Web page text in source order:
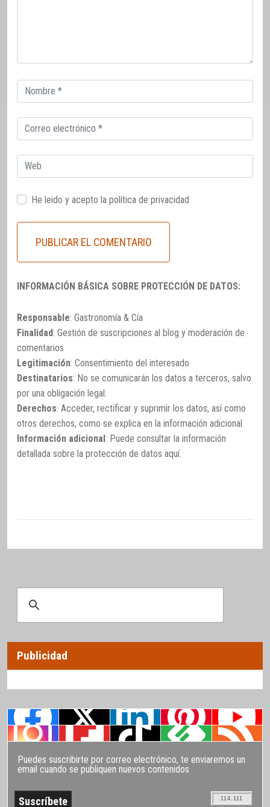
Correo
electrónico
Correo
electrónico
Web
He leido y acepto la política de privacidad
INFORMACIÓN BÁSICA SOBRE PROTECCIÓN DE DATOS:
Responsable: Gastronomía & Cía
Finalidad: Gestión de suscripciones al blog y moderación de
comentarios
Legitimación: Consentimiento del interesado
Destinatarios: No se comunicarán los datos a terceros, salvo
por una obligación legal.
Derechos: Acceder, rectificar y suprimir los datos, así como
otros derechos, como se explica en la información adicional.
Información adicional: Puede consultar la información
detallada sobre la protección de datos aquí.
Publicidad
Puedes suscribirte por correo electrónico, te enviaremos un
email cuando se publiquen nuevos contenidos
114.111